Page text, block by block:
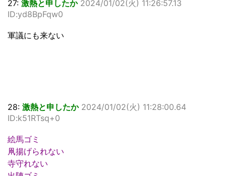
27: 激熱と申したか 2024/01/02(火) 11:26:57.13
ID:yd8BpFqw0
軍議にも来ない
28: 激熱と申したか 2024/01/02(火) 11:28:00.64
ID:k51RTsq+0
絵馬ゴミ
凧揚げられない
寺守れない